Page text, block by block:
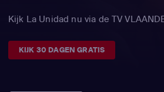
Kijk La Unidad nu via de TV
KIJK 30 DAGEN GRATIS